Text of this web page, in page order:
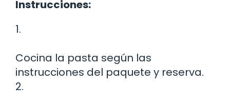
Instrucciones:
1.
Cocina la pasta según las
instrucciones del paquete y reserva.
2.